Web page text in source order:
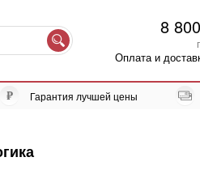
8
Оплата и
Гарантия лучшей цены